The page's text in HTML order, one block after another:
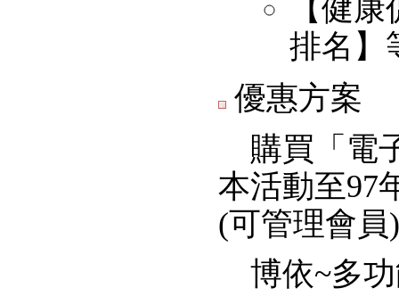
【健
排名】
優惠方案
購買「電
本活動至97
(可管理會員
博依~多功